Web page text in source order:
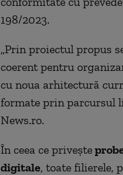
198/2023.
„Prin proiectul propus
coerent pentru
cu noua arhitectură
formate prin parcursul
News.ro.
În ceea ce priveşte
digitale, toate filierele,